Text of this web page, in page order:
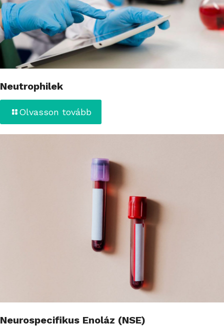
Neutrophilek
Olvasson tovább
Neurospecifikus Enoláz (NSE)